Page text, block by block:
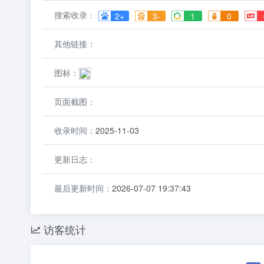
搜索收录： 2+ 3- 1 0
其他链接：
图标：
页面截图：
收录时间： 2025-11-03
更新日志：
最后更新时间： 2026-07-07 19:37:43
访客统计